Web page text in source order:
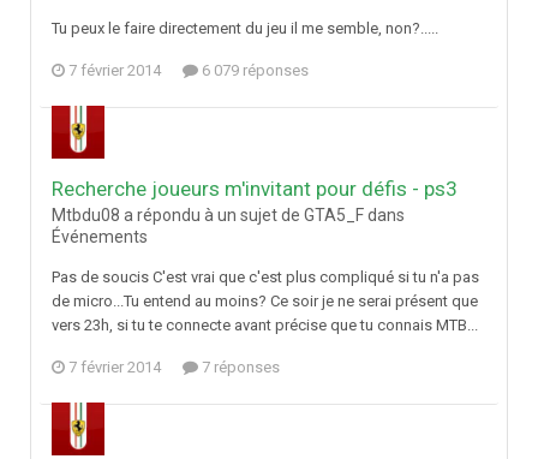
Tu peux le faire directement du jeu il me semble, non?.....
7 février 2014 6 079 réponses
Recherche joueurs m'invitant pour défis - ps3
Mtbdu08 a répondu à un sujet de GTA5_F dans
Événements
Pas de soucis C'est vrai que c'est plus compliqué si tu n'a pas
de micro...Tu entend au moins? Ce soir je ne serai présent que
vers 23h, si tu te connecte avant précise que tu connais MTB...
7 février 2014 7 réponses